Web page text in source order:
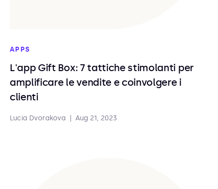
APPS
L'app Gift Box: 7 tattiche stimolanti per
amplificare le vendite e coinvolgere i
clienti
Lucia Dvorakova Aug 21, 2023